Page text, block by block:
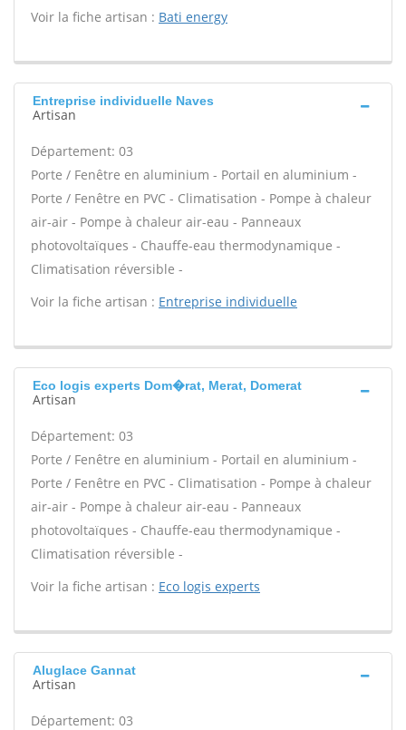
Voir la fiche artisan : Bati energy
Entreprise individuelle Naves
Artisan
Département: 03
Porte / Fenêtre en aluminium - Portail en aluminium -
Porte / Fenêtre en PVC - Climatisation - Pompe à chaleur
air-air - Pompe à chaleur air-eau - Panneaux
photovoltaïques - Chauffe-eau thermodynamique -
Climatisation réversible -
Voir la fiche artisan : Entreprise individuelle
Eco logis experts Dom�rat, Merat, Domerat
Artisan
Département: 03
Porte / Fenêtre en aluminium - Portail en aluminium -
Porte / Fenêtre en PVC - Climatisation - Pompe à chaleur
air-air - Pompe à chaleur air-eau - Panneaux
photovoltaïques - Chauffe-eau thermodynamique -
Climatisation réversible -
Voir la fiche artisan : Eco logis experts
Aluglace Gannat
Artisan
Département: 03